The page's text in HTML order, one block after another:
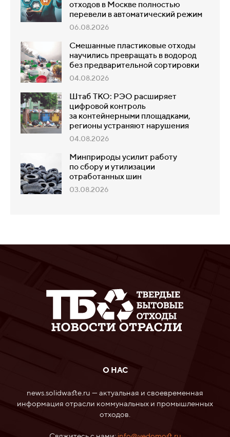
отходов в Москве полностью
перевели в автоматический режим
06.08.2026
Смешанные пластиковые отходы
научились превращать в водород
без предварительной сортировки
04.08.2026
Штаб ТКО: РЭО расширяет
цифровой контроль
за контейнерными площадками,
регионы устраняют нарушения
04.08.2026
Минприроды усилит работу
по сбору и утилизации
отработанных шин
03.08.2026
О НАС
news.solidwaste.ru — актуальная и своевременная
информация отрасли коммунальных и промышленных
отходов.